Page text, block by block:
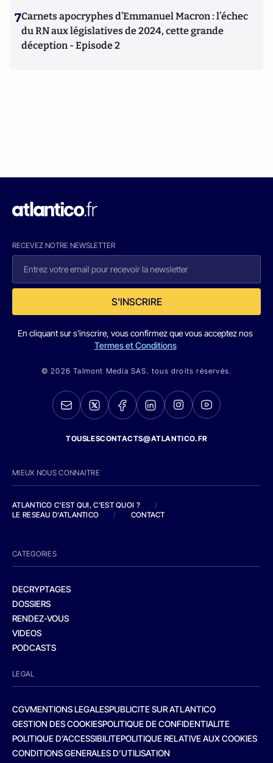
7Carnets apocryphes d’Emmanuel Macron : l’échec
du RN aux législatives de 2024, cette grande
déception - Episode 2
RECEVEZ NOTRE NEWSLETTER
S'INSCRIRE
En cliquant sur s'inscrire, vous confirmez que vous acceptez nos
Termes et Conditions
© 2026 Talmont Media SAS. tous droits réservés.
TOUSLESCONTACTS@ATLANTICO.FR
MIEUX NOUS CONNAITRE
ATLANTICO C'EST QUI, C'EST QUOI ?
/
LE RESEAU D'ATLANTICO
/ CONTACT
CATEGORIES
DECRYPTAGES
DOSSIERS
RENDEZ-VOUS
VIDEOS
PODCASTS
LEGAL
CGVMENTIONS LEGALESPUBLICITE SUR ATLANTICO
GESTION DES COOKIESPOLITIQUE DE CONFIDENTIALITE
POLITIQUE D’ACCESSIBILITEPOLITIQUE RELATIVE AUX COOKIES
CONDITIONS GENERALES D’UTILISATION